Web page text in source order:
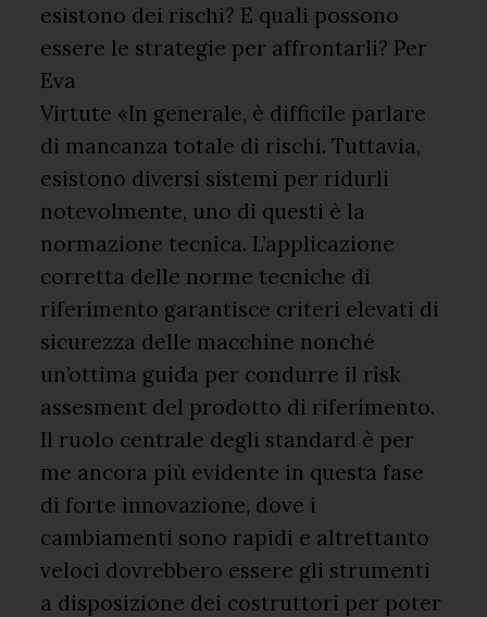
esistono dei rischi? E quali possono
essere le strategie per affrontarli? Per
Eva
Virtute «In generale, è difficile parlare
di mancanza totale di rischi. Tuttavia,
esistono diversi sistemi per ridurli
notevolmente, uno di questi è la
normazione tecnica. L’applicazione
corretta delle norme tecniche di
riferimento garantisce criteri elevati di
sicurezza delle macchine nonché
un’ottima guida per condurre il risk
assesment del prodotto di riferimento.
Il ruolo centrale degli standard è per
me ancora più evidente in questa fase
di forte innovazione, dove i
cambiamenti sono rapidi e altrettanto
veloci dovrebbero essere gli strumenti
a disposizione dei costruttori per poter